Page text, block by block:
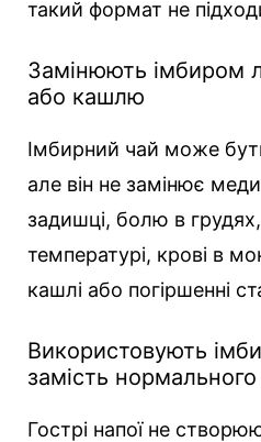
такий формат не
Замінюють імбиром
або кашлю
Імбирний чай може
але він не замінює
задишці, болю в
температурі, крові в
кашлі або погіршенні
Використовують
замість
Гострі напої не